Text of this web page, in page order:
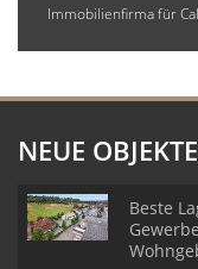
Immobilienfirma für
NEUE OBJEKTE
Beste